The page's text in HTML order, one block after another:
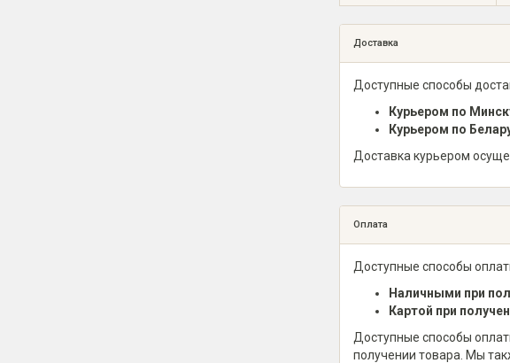
Доставка
Доступные способы
Курьером по
Курьером по
Доставка курьером
Оплата
Доступные способы
Наличными при
Картой при
Доступные способы
получении товара. Мы